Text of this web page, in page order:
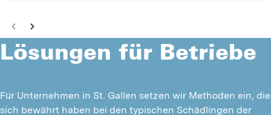
Lösungen für Betriebe
Für Unternehmen in St. Gallen setzen wir Methoden ein, die
sich bewährt haben bei den typischen Schädlingen der